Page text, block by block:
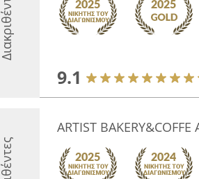
Διακριθέντες
9.1
ARTIST